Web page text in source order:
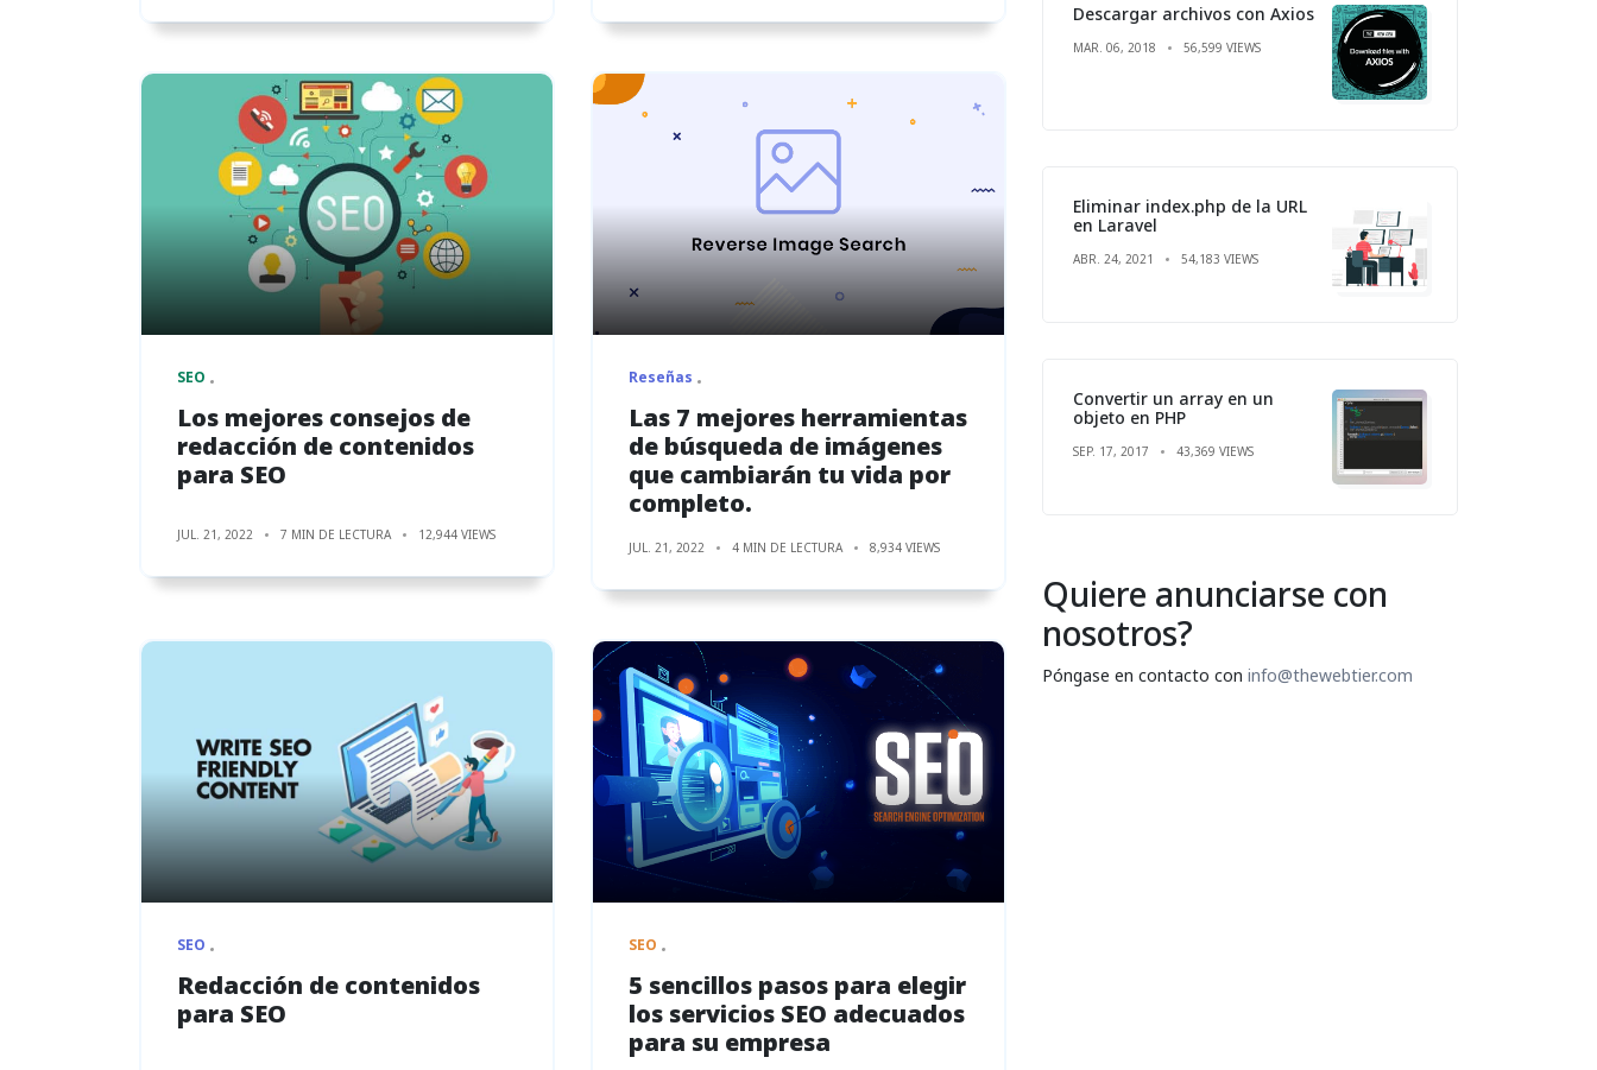
SEO
Los mejores consejos de
redacción de contenidos
para SEO
JUL. 21, 2022 7 MIN DE LECTURA 12,944 VIEWS
Reseñas
Las 7 mejores herramientas
de búsqueda de imágenes
que cambiarán tu vida por
completo.
JUL. 21, 2022 4 MIN DE LECTURA 8,934 VIEWS
SEO
Redacción de contenidos
para SEO
SEO
5 sencillos pasos para elegir
los servicios SEO adecuados
para su empresa
Descargar archivos con Axios
MAR. 06, 2018 56,599 VIEWS
Eliminar index.php de la URL
en Laravel
ABR. 24, 2021 54,183 VIEWS
Convertir un array en un
objeto en PHP
SEP. 17, 2017 43,369 VIEWS
Quiere anunciarse con
nosotros?
Póngase en contacto con info@thewebtier.com